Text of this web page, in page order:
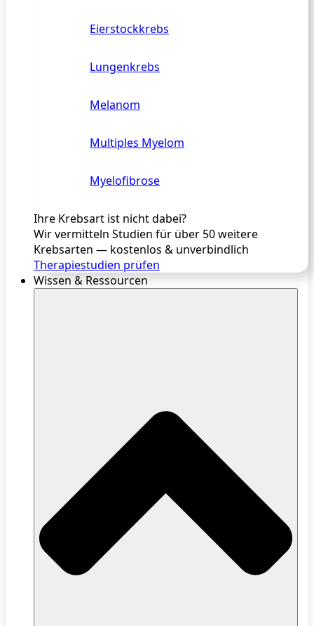
Eierstockkrebs
Lungenkrebs
Melanom
Multiples Myelom
Myelofibrose
Ihre Krebsart ist nicht dabei?
Wir vermitteln Studien für über 50 weitere
Krebsarten — kostenlos & unverbindlich
Therapiestudien prüfen
Wissen & Ressourcen